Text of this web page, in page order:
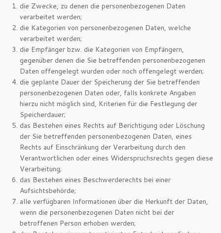
die Zwecke, zu denen die personenbezogenen Daten
verarbeitet werden;
die Kategorien von personenbezogenen Daten, welche
verarbeitet werden;
die Empfänger bzw. die Kategorien von Empfängern,
gegenüber denen die Sie betreffenden personenbezogenen
Daten offengelegt wurden oder noch offengelegt werden;
die geplante Dauer der Speicherung der Sie betreffenden
personenbezogenen Daten oder, falls konkrete Angaben
hierzu nicht möglich sind, Kriterien für die Festlegung der
Speicherdauer;
das Bestehen eines Rechts auf Berichtigung oder Löschung
der Sie betreffenden personenbezogenen Daten, eines
Rechts auf Einschränkung der Verarbeitung durch den
Verantwortlichen oder eines Widerspruchsrechts gegen diese
Verarbeitung;
das Bestehen eines Beschwerderechts bei einer
Aufsichtsbehörde;
alle verfügbaren Informationen über die Herkunft der Daten,
wenn die personenbezogenen Daten nicht bei der
betroffenen Person erhoben werden;